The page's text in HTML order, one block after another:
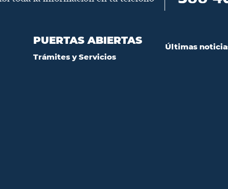
PUERTAS ABIERTAS
Trámites y Servicios
Últimas